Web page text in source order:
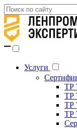
Услуги
ТР
ТР
ТР
ТР